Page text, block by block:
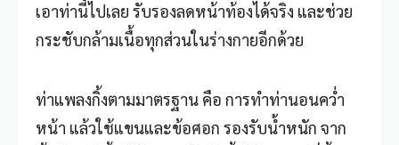
เอาท่านี้ไปเลย รับรองลดหน้าท้องได้จริง และช่วย
กระชับกล้ามเนื้อทุกส่วนในร่างกายอีกด้วย
ท่าแพลงกิ้งตามมาตรฐาน คือ การทำท่านอนคว่ำ
หน้า แล้วใช้แขนและข้อศอก รองรับน้ำหนัก จาก